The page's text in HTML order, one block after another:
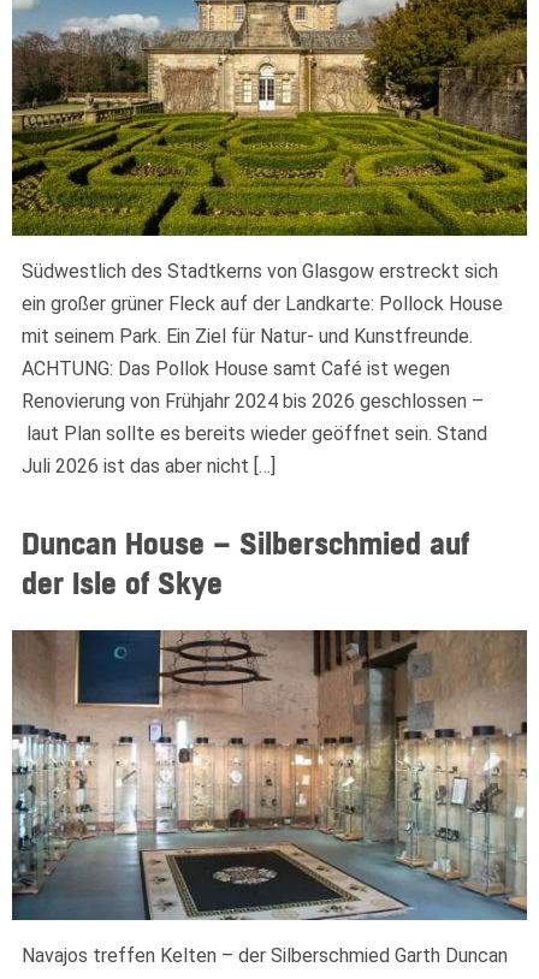
Südwestlich des Stadtkerns von Glasgow erstreckt sich
ein großer grüner Fleck auf der Landkarte: Pollock House
mit seinem Park. Ein Ziel für Natur- und Kunstfreunde.
ACHTUNG: Das Pollok House samt Café ist wegen
Renovierung von Frühjahr 2024 bis 2026 geschlossen –
laut Plan sollte es bereits wieder geöffnet sein. Stand
Juli 2026 ist das aber nicht […]
Duncan House – Silberschmied auf
der Isle of Skye
Navajos treffen Kelten – der Silberschmied Garth Duncan